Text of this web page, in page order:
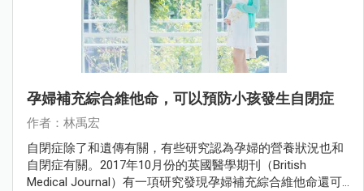
孕婦補充綜合維他命，可以預防小孩發生自閉症
作者：林禹宏
自閉症除了和遺傳有關，有些研究認為孕婦的營養狀況也和
自閉症有關。2017年10月份的英國醫學期刊（British
Medical Journal）有一項研究發現孕婦補充綜合維他命還可